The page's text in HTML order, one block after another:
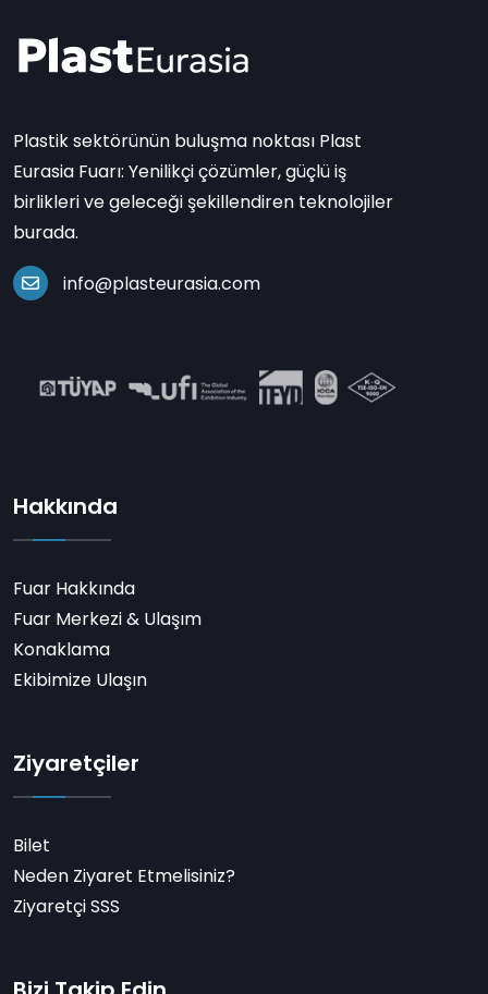
Plastik sektörünün buluşma noktası Plast
Eurasia Fuarı: Yenilikçi çözümler, güçlü iş
birlikleri ve geleceği şekillendiren teknolojiler
burada.
info@plasteurasia.com
Hakkında
Fuar Hakkında
Fuar Merkezi & Ulaşım
Konaklama
Ekibimize Ulaşın
Ziyaretçiler
Bilet
Neden Ziyaret Etmelisiniz?
Ziyaretçi SSS